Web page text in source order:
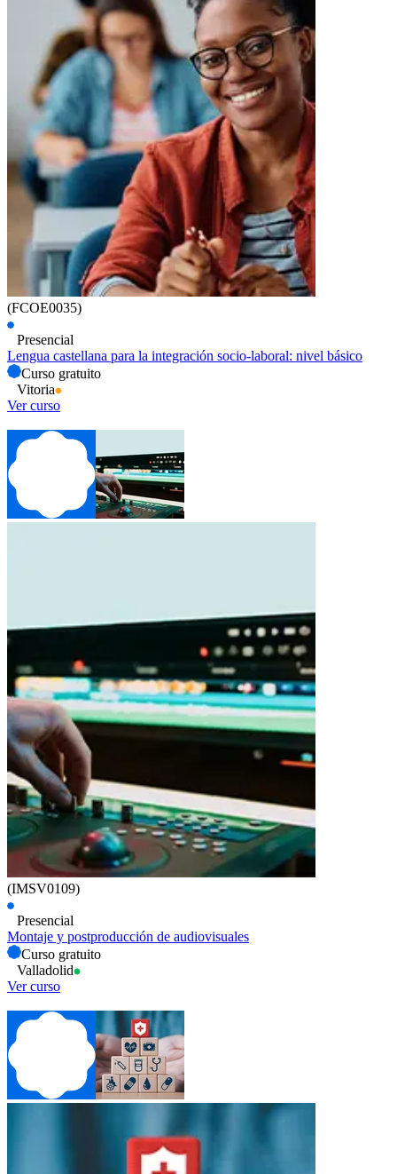
(FCOE0035)
Presencial
Lengua castellana para la integración socio-laboral: nivel básico
Curso gratuito
Vitoria
Ver curso
(IMSV0109)
Presencial
Montaje y postproducción de audiovisuales
Curso gratuito
Valladolid
Ver curso